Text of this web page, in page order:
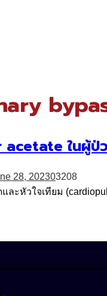
ในผู้ป่
28, 202303208
ะหัวใจเทียม